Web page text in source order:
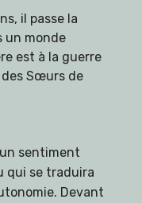
il passe la
un monde
est à la guerre
des Sœurs de
sentiment
qui se traduira
Devant